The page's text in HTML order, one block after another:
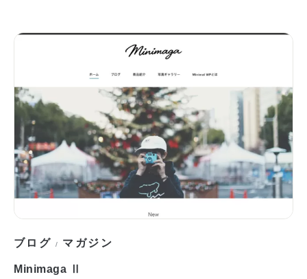
ブログ / マガジン
Minimaga Ⅱ